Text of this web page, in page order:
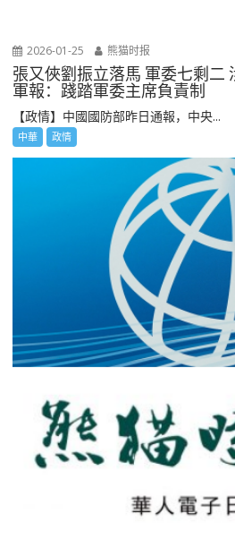
2026-01-25 熊猫时报
張又俠劉振立落馬 軍委七剩二
軍報：踐踏軍委主席負責制
【政情】中國國防部昨日通報，中央...
中華 政情